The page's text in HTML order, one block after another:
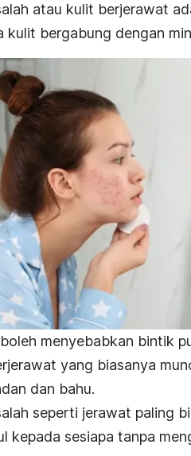
atau kulit berjerawat
kulit bergabung dengan
menyebabkan bintik
yang biasanya
dan bahu.
seperti jerawat paling
kepada sesiapa tanpa